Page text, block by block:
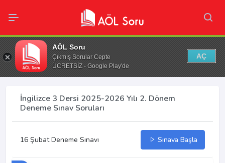
AÖL Soru
Çıkmış Sorular Cepte
ÜCRETSİZ - Google Play'de
AÇ
İngilizce 3 Dersi 2025-2026 Yılı 2. Dönem
Deneme Sınav Soruları
16 Şubat Deneme Sınavı Sınava Başla